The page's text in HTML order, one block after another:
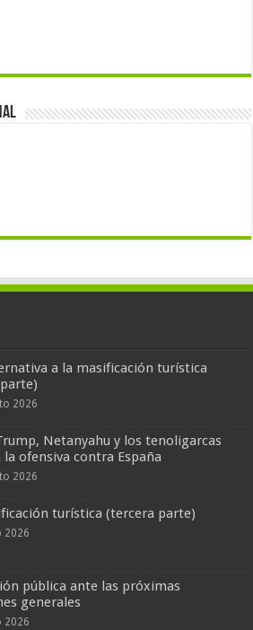
a la masificación turística
2026
Netanyahu y los tenoligarcas
la ofensiva contra España
2026
turística (tercera parte)
2026
pública ante las próximas
generales
2026